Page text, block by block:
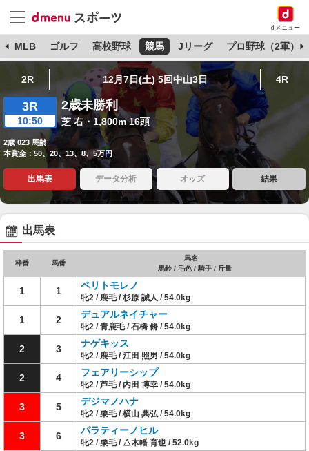
dメニュー
MLB ゴルフ 高校野球 競馬 Jリーグ プロ野球（2軍）
2R 12月7日(土) 5回中山3日 4R
3R
10:50
2歳未勝利
芝 右・1,800m 16頭
2歳 023 馬齢
本賞金：50、20、13、8、5万円
出馬表 データ分析 オッズ 結果
出馬表
枠番 馬番
馬名
馬齢 / 毛色 / 騎手 / 斤量
1 1 ペリトモレノ
牝2 / 鹿毛 / 杉原 誠人 / 54.0kg
1 2 デュアルネイチャー
牝2 / 青鹿毛 / 石橋 脩 / 54.0kg
2 3 ナゲキッス
牝2 / 鹿毛 / 江田 照男 / 54.0kg
2 4 フェアリーシップ
牝2 / 芦毛 / 内田 博幸 / 54.0kg
3 5 デジマノハナ
牝2 / 栗毛 / 横山 典弘 / 54.0kg
3 6 パラティーノヒル
牝2 / 栗毛 / △木幡 育也 / 52.0kg